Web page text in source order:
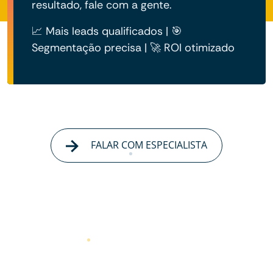
resultado, fale com a gente.
📈 Mais leads qualificados | 🎯
Segmentação precisa | 🚀 ROI otimizado
FALAR COM ESPECIALISTA